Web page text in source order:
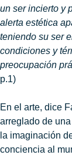
un ser incierto y
alerta estética
teniendo su ser
condiciones y
preocupación
p.1)
En el arte, dice
arreglado de
la imaginación
conciencia al